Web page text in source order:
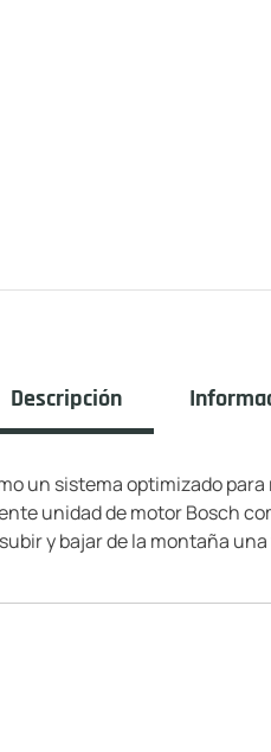
Descripción
un sistema optimizado
unidad de motor Bosch
y bajar de la montaña